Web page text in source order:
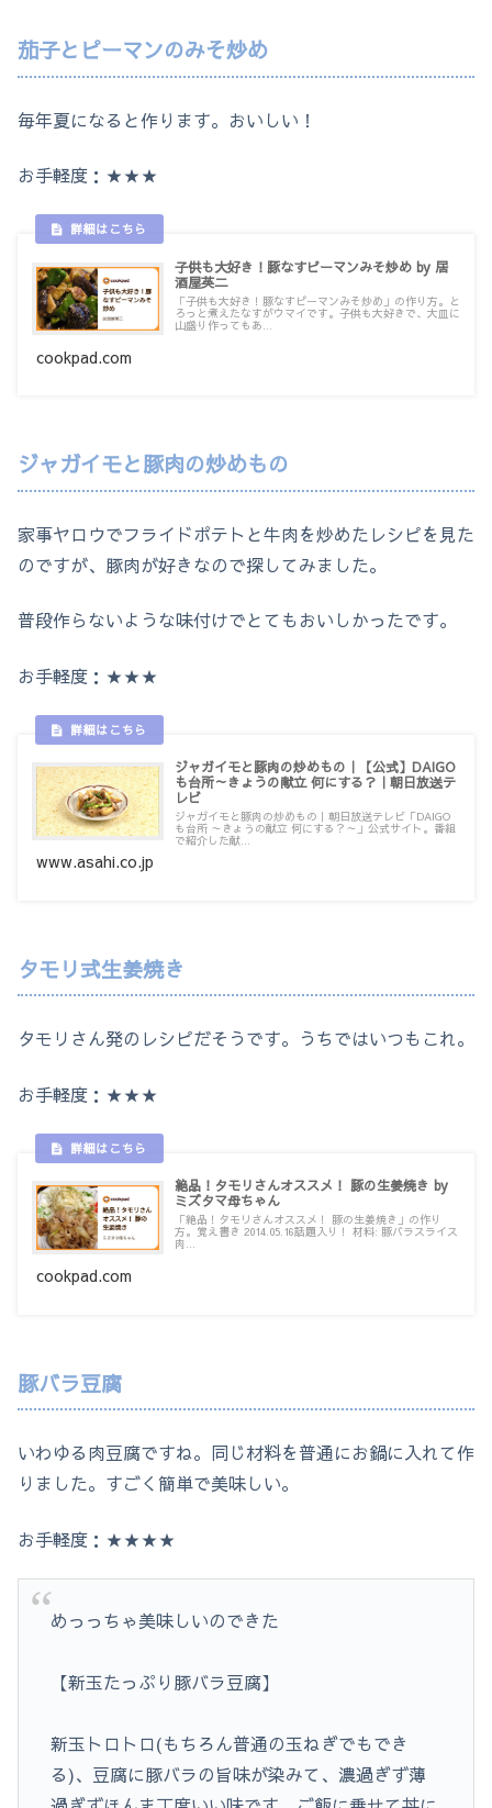
茄子とピーマンのみそ炒め
毎年夏になると作ります。おいしい！
お手軽度：★★★
子供も大好き！豚なすピーマンみそ炒め by 居
酒屋英二
「子供も大好き！豚なすピーマンみそ炒め」の作り方。と
ろっと煮えたなすがウマイです。子供も大好きで、大皿に
山盛り作ってもあ...
cookpad.com
ジャガイモと豚肉の炒めもの
家事ヤロウでフライドポテトと牛肉を炒めたレシピを見た
のですが、豚肉が好きなので探してみました。
普段作らないような味付けでとてもおいしかったです。
お手軽度：★★★
ジャガイモと豚肉の炒めもの｜【公式】DAIGO
も台所～きょうの献立 何にする？｜朝日放送テ
レビ
ジャガイモと豚肉の炒めもの｜朝日放送テレビ「DAIGO
も台所 ～きょうの献立 何にする？～」公式サイト。番組
で紹介した献...
www.asahi.co.jp
タモリ式生姜焼き
タモリさん発のレシピだそうです。うちではいつもこれ。
お手軽度：★★★
絶品！タモリさんオススメ！ 豚の生姜焼き by
ミズタマ母ちゃん
「絶品！タモリさんオススメ！ 豚の生姜焼き」の作り
方。覚え書き 2014.05.16話題入り！ 材料: 豚バラスライス
肉...
cookpad.com
豚バラ豆腐
いわゆる肉豆腐ですね。同じ材料を普通にお鍋に入れて作
りました。すごく簡単で美味しい。
お手軽度：★★★★
めっっちゃ美味しいのできた
【新玉たっぷり豚バラ豆腐】
新玉トロトロ(もちろん普通の玉ねぎでもでき
る)、豆腐に豚バラの旨味が染みて、濃過ぎず薄